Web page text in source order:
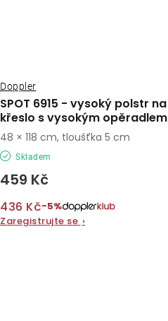
SPOT 6915 - vysoký polstr na
křeslo s vysokým opěradlem
Doppler
Skladem
459 Kč
436 Kč−5%
Zaregistrujte se ›
48 × 118 cm, tloušťka 5 cm